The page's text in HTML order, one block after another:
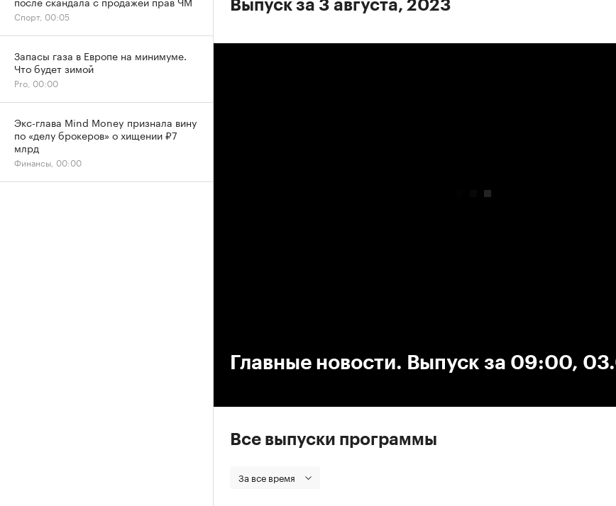
Выпуск за 3 августа, 2023
Главные новости. Выпуск за 09:00,
Все выпуски программы
За все время
Спорт, 00:05
Запасы газа в Европе на минимуме.
Что будет зимой
Pro, 00:00
Экс-глава Mind Money признала вину
по «делу брокеров» о хищении ₽7
млрд
Финансы, 00:00